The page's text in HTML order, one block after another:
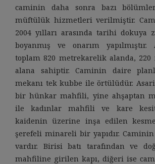
caminin daha sonra bazı
müftülük hizmetleri verilmiştir.
2004 yılları arasında tarihi dokuya
boyanmış ve onarım yapılmıştır.
toplam 820 metrekarelik alanda,
alana sahiptir. Caminin daire
mekanı tek kubbe ile örtülüdür.
bir hünkar mahfili, yine ahşaptan
ile kadınlar mahfili ve kare
kaidenin üzerine inşa edilen
şerefeli minareli bir yapıdır.
vardır. Birisi batı tarafından ve
mahfiline girilen kapı, diğeri ise